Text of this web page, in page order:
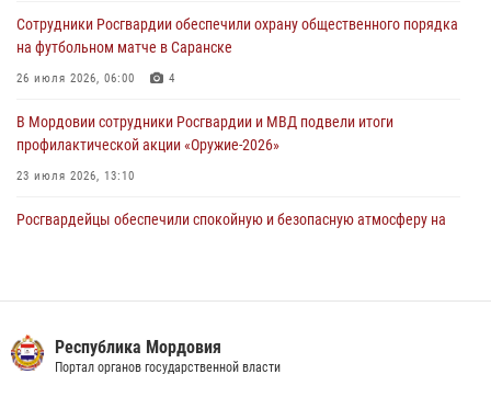
В Саранске сотрудники Росгвардии задержали гражданина за
нанесение побоев
03 августа 2026, 08:58
Сотрудники Росгвардии обеспечили охрану общественного порядка
на футбольном матче в Саранске
26 июля 2026, 06:00 4
В Мордовии сотрудники Росгвардии и МВД подвели итоги
профилактической акции «Оружие‑2026»
23 июля 2026, 13:10
Росгвардейцы обеспечили спокойную и безопасную атмосферу на
обеспечили безопасность на футбольных мероприятиях: от
регионального турнира до Суперкубка России
Республика Мордовия
Портал органов государственной власти